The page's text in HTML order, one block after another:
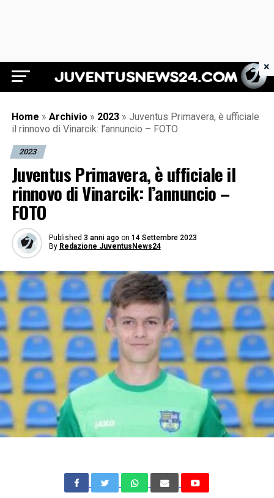
Juventus News 24
Home » Archivio » 2023 » Juventus Primavera, è ufficiale
il rinnovo di Vinarcik: l’annuncio – FOTO
2023
Juventus Primavera, è ufficiale il
rinnovo di Vinarcik: l’annuncio –
FOTO
Published 3 anni ago on 14 Settembre 2023
By Redazione JuventusNews24
×